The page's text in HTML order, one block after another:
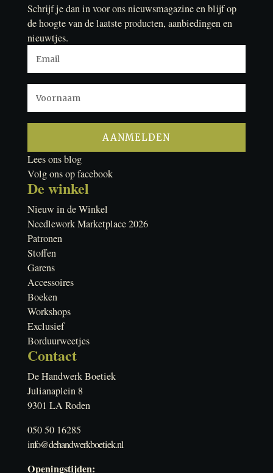
Schrijf je dan in voor ons nieuwsmagazine en blijf op
de hoogte van de laatste producten, aanbiedingen en
nieuwtjes.
Lees ons blog
Volg ons op facebook
De winkel
Nieuw in de Winkel
Needlework Marketplace 2026
Patronen
Stoffen
Garens
Accessoires
Boeken
Workshops
Exclusief
Borduurweetjes
Contact
De Handwerk Boetiek
Julianaplein 8
9301 LA Roden
050 50 16285
info@dehandwerkboetiek.nl
Openingstijden: